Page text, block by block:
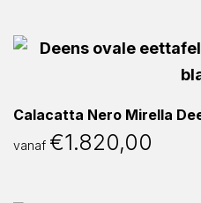
Calacatta Nero Mirella
vanaf €1.820,00